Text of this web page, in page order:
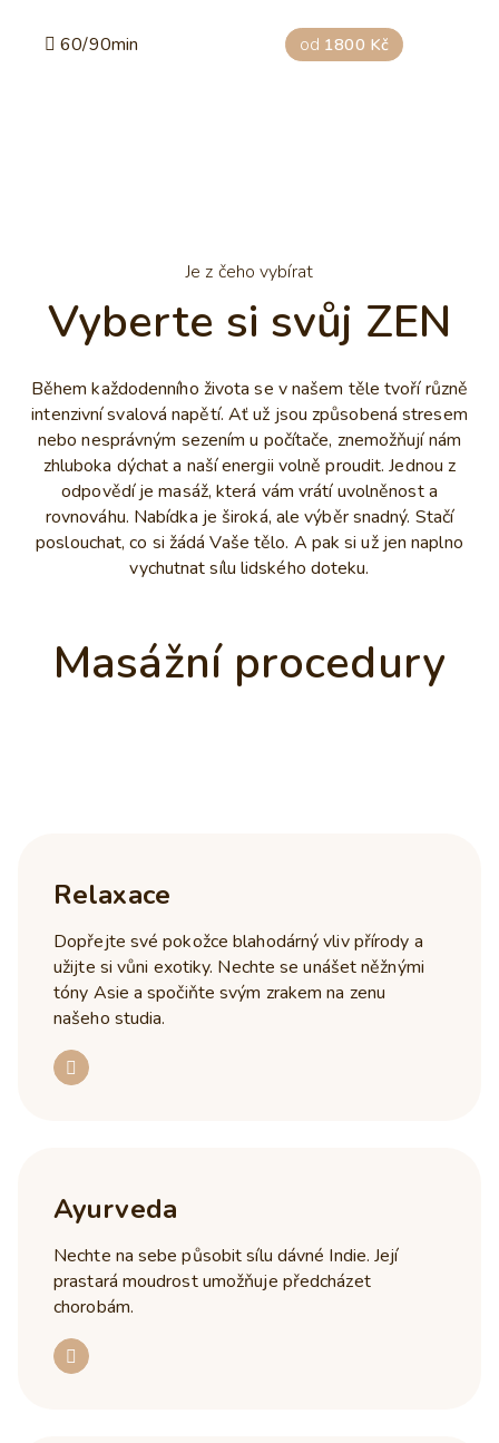
60/90min od 1800 Kč
Je z čeho vybírat
Vyberte si svůj ZEN
Během každodenního života se v našem těle tvoří různě
intenzivní svalová napětí. Ať už jsou způsobená stresem
nebo nesprávným sezením u počítače, znemožňují nám
zhluboka dýchat a naší energii volně proudit. Jednou z
odpovědí je masáž, která vám vrátí uvolněnost a
rovnováhu. Nabídka je široká, ale výběr snadný. Stačí
poslouchat, co si žádá Vaše tělo. A pak si už jen naplno
vychutnat sílu lidského doteku.
Masážní procedury
Relaxace
Dopřejte své pokožce blahodárný vliv přírody a
užijte si vůni exotiky. Nechte se unášet něžnými
tóny Asie a spočiňte svým zrakem na zenu
našeho studia.
Ayurveda
Nechte na sebe působit sílu dávné Indie. Její
prastará moudrost umožňuje předcházet
chorobám.